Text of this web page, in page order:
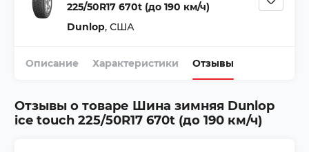
225/50R17 670t (до 190 км/ч)
Dunlop, США
Описание Характеристики Отзывы
Отзывы о товаре Шина зимняя Dunlop
ice touch 225/50R17 670t (до 190 км/ч)